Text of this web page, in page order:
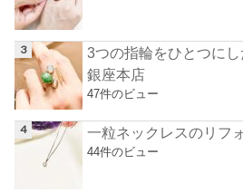
3つの指輪をひとつに
銀座本店
47件のビュー
一粒ネックレスのリフ
44件のビュー